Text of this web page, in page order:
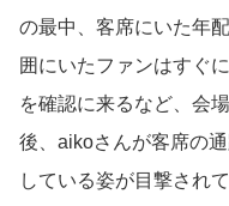
の最中、客席にいた年
囲にいたファンはすぐ
を確認に来るなど、会
後、aikoさんが客席の
している姿が目撃され